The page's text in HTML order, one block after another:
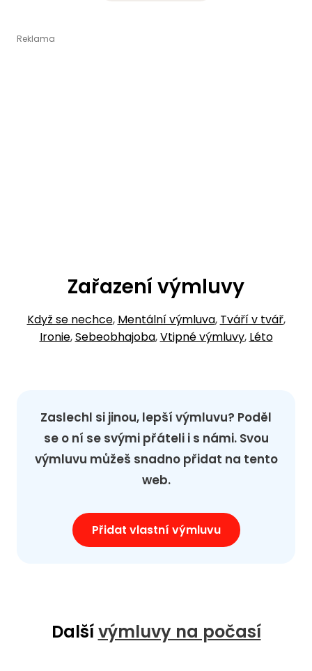
Zařazení výmluvy
Když se nechce, Mentální výmluva, Tváří v tvář,
Ironie,Sebeobhajoba,Vtipné výmluvy, Léto
Zaslechl si jinou, lepší výmluvu? Poděl
se o ní se svými přáteli i s námi. Svou
výmluvu můžeš snadno přidat na tento
web.
Přidat vlastní výmluvu
Dalšívýmluvy na počasí